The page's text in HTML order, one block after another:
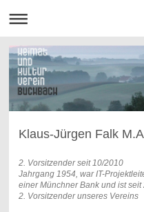
Klaus-Jürgen Falk
2. Vorsitzender seit 10/2010
Jahrgang 1954, war IT-
einer Münchner Bank und ist seit
2. Vorsitzender unseres Vereins